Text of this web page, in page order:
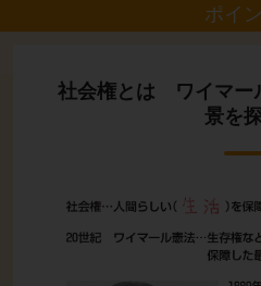
ポイ
社会権とは ワイマー
景を